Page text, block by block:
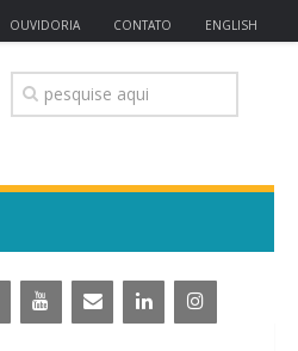
OUVIDORIA CONTATO ENGLISH